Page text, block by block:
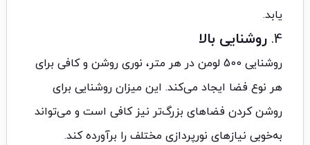
یابد.
4. روشنایی بالا
روشنایی 500 لومن در هر متر، نوری روشن و کافی برای
هر نوع فضا ایجاد می‌کند. این میزان روشنایی برای
روشن کردن فضاهای بزرگ‌تر نیز کافی است و می‌تواند
به‌خوبی نیازهای نورپردازی مختلف را برآورده کند.